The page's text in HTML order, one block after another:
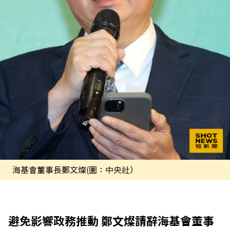
海基會董事長鄭文燦(圖：中央社）
避免影響政務推動 鄭文燦請辭海基會董事